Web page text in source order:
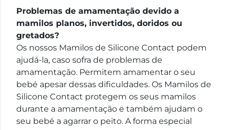
Problemas de amamentação devido a
mamilos planos, invertidos, doridos ou
gretados?
Os nossos Mamilos de Silicone Contact podem
ajudá-la, caso sofra de problemas de
amamentação. Permitem amamentar o seu
bebé apesar dessas dificuldades. Os Mamilos de
Silicone Contact protegem os seus mamilos
durante a amamentação e também ajudam o
seu bebé a agarrar o peito. A forma especial